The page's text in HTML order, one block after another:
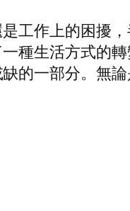
工作上的困擾
種生活方式的
的一部分。無